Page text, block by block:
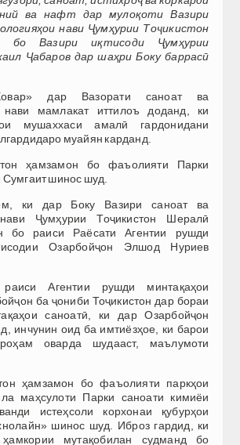
ва нафт дар мулоқоти Вазири
нави Ҷумҳурии Тоҷикистон
бо Вазири иқтисоди Ҷумҳурии
Ҷабаров дар шаҳри Боку баррасӣ
дар Вазорати саноат ва
нави мамлакат иттилоъ доданд, ки
мушаххаси амалӣ гардонидани
муайян карданд.
ҳамзамон бо фаъолияти Парки
шинос шуд.
ки дар Боку Вазири саноат ва
нави Ҷумҳурии Тоҷикистон Шералӣ
бо раиси Раёсати Агентии рушди
Озарбойҷон Элшод Нуриев
Агентии рушди минтақаҳои
ба ҷониби Тоҷикистон дар бораи
саноатӣ, ки дар Озарбойҷон
инчунин оид ба имтиёзҳое, ки барои
оварда шудааст, маълумоти
ҳамзамон бо фаъолияти паркҳои
маҳсулоти Парки саноати кимиёи
истеҳсоли корхонаи қубурҳои
шинос шуд. Иброз гардид, ки
мутақобилан судманд бо